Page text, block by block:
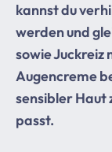
kannst du
werden und
sowie
Augencreme
sensibler Haut
passt.